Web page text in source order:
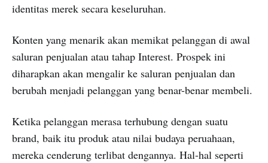
identitas merek secara keseluruhan.
Konten yang menarik akan memikat pelanggan di awal
saluran penjualan atau tahap Interest. Prospek ini
diharapkan akan mengalir ke saluran penjualan dan
berubah menjadi pelanggan yang benar-benar membeli.
Ketika pelanggan merasa terhubung dengan suatu
brand, baik itu produk atau nilai budaya peruahaan,
mereka cenderung terlibat dengannya. Hal-hal seperti